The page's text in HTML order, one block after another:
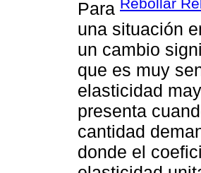
Para
una situación
un cambio
que es muy
elasticidad
presenta
cantidad
donde el